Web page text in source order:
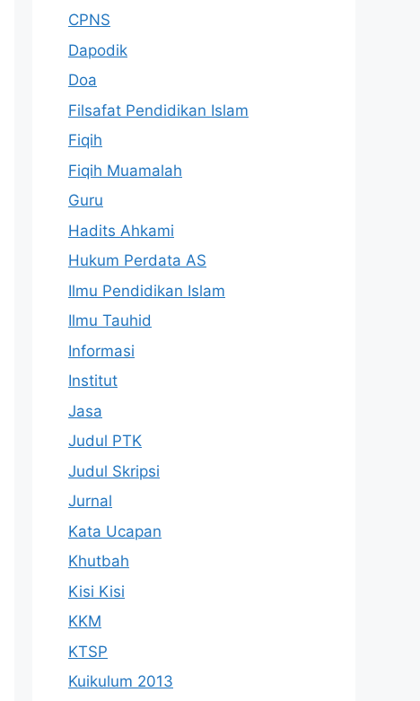
CPNS
Dapodik
Doa
Filsafat Pendidikan Islam
Fiqih
Fiqih Muamalah
Guru
Hadits Ahkami
Hukum Perdata AS
Ilmu Pendidikan Islam
Ilmu Tauhid
Informasi
Institut
Jasa
Judul PTK
Judul Skripsi
Jurnal
Kata Ucapan
Khutbah
Kisi Kisi
KKM
KTSP
Kuikulum 2013